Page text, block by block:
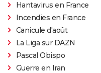
Venom : synopsis,
le film avec Tom Hardy
Ant-Man 3 : critiques,
annonce, casting...
Hantavirus en France
Incendies en France
Canicule d'août
La Liga sur DAZN
Pascal Obispo
Guerre en Iran